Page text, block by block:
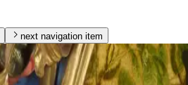
next navigation item